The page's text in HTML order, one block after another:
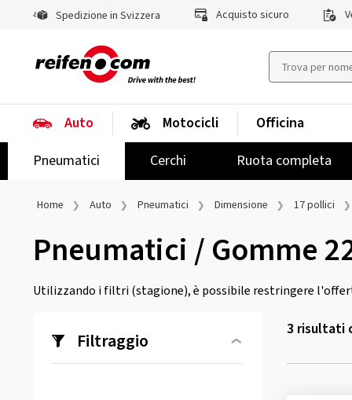
Spedizione in Svizzera Acquisto sicuro
Auto
Pneumatici
Cerchi Ruota completa
Motocicli Officina
Home Auto Pneumatici Dimensione 17 pollici
Pneumatici / Gomme
Utilizzando i filtri (stagione), è possibile restringere
Filtraggio 3 risultati